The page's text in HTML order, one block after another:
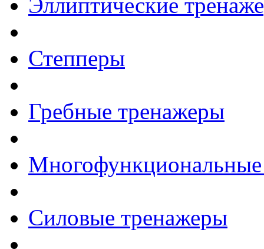
Степперы
Гребные тренажеры
Силовые тренажеры